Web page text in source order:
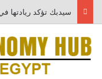
سيدبك تؤكد ريادتها